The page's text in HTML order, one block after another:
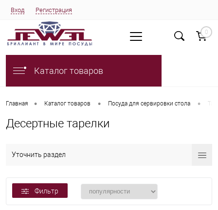
Вход Регистрация
0
Каталог товаров
Главная • Каталог товаров • Посуда для сервировки стола •
Десертные тарелки
Уточнить раздел
Фильтр